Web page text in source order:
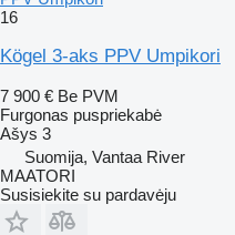
16
Kögel 3-aks PPV Umpikori
7 900 € Be PVM
Furgonas puspriekabė
Ašys 3
Suomija, Vantaa River
MAATORI
Susisiekite su pardavėju